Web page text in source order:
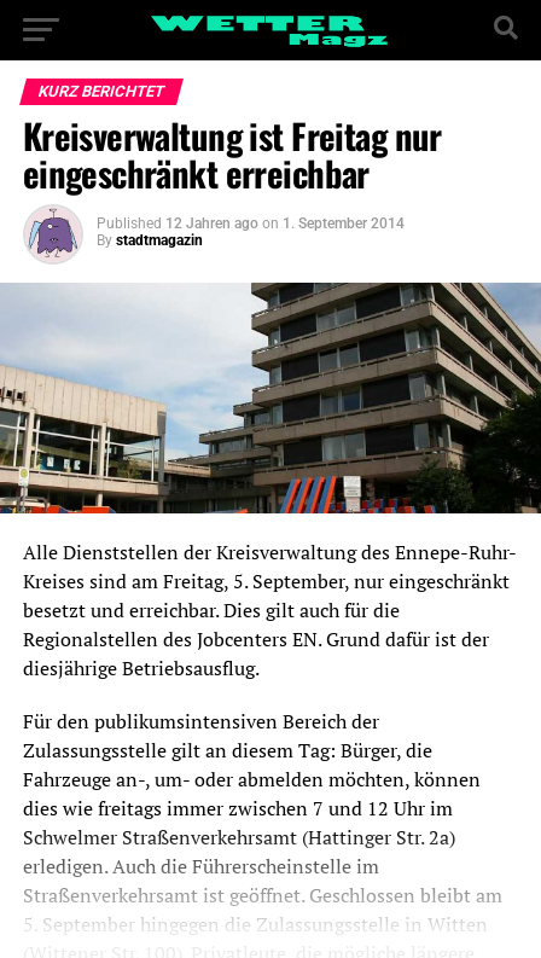
KURZ BERICHTET
Kreisverwaltung ist Freitag nur
eingeschränkt erreichbar
Published 12 Jahren ago on 1. September 2014
By stadtmagazin
Alle Dienststellen der Kreisverwaltung des Ennepe-Ruhr-
Kreises sind am Freitag, 5. September, nur eingeschränkt
besetzt und erreichbar. Dies gilt auch für die
Regionalstellen des Jobcenters EN. Grund dafür ist der
diesjährige Betriebsausflug.
Für den publikumsintensiven Bereich der
Zulassungsstelle gilt an diesem Tag: Bürger, die
Fahrzeuge an-, um- oder abmelden möchten, können
dies wie freitags immer zwischen 7 und 12 Uhr im
Schwelmer Straßenverkehrsamt (Hattinger Str. 2a)
erledigen. Auch die Führerscheinstelle im
Straßenverkehrsamt ist geöffnet. Geschlossen bleibt am
5. September hingegen die Zulassungsstelle in Witten